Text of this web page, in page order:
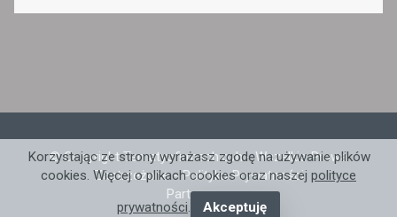
© Copyright Tematyofirmach.ovh - Wszelkie Prawa
Zastrzeżone -Polityka Prywatności
Partnerzy: .
Korzystając ze strony wyrażasz zgodę na używanie plików
cookies. Więcej o plikach cookies oraz naszej polityce
prywatności. Akceptuję